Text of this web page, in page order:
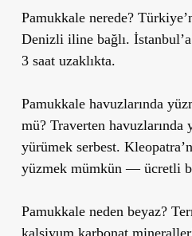
Pamukkale nerede?
Denizli iline bağlı.
3 saat uzaklıkta.
Pamukkale havuzlarında
mü?Traverten havuzlarında
yürümek serbest.
yüzmek mümkün — ücretli
Pamukkale neden beyaz?